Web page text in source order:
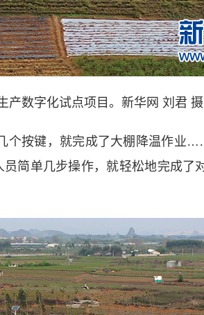
产数字化试点项目。新华网 刘君 摄
按键，就完成了大棚降温作业
简单几步操作，就轻松地完成了